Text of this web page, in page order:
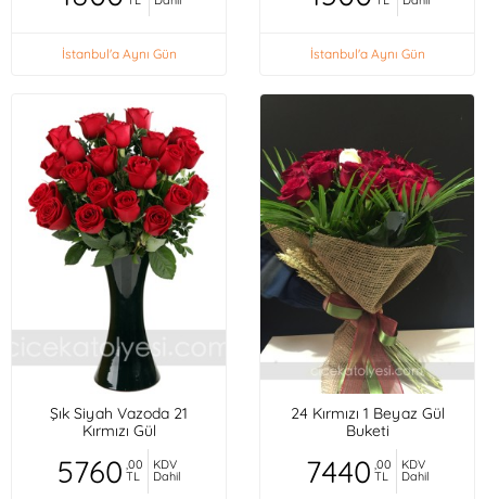
İstanbul'a Aynı Gün İstanbul'a Aynı Gün
Şık Siyah Vazoda 21
Kırmızı Gül
5760 ,00
TL
KDV
Dahil
24 Kırmızı 1 Beyaz Gül
Buketi
7440 ,00
TL
KDV
Dahil